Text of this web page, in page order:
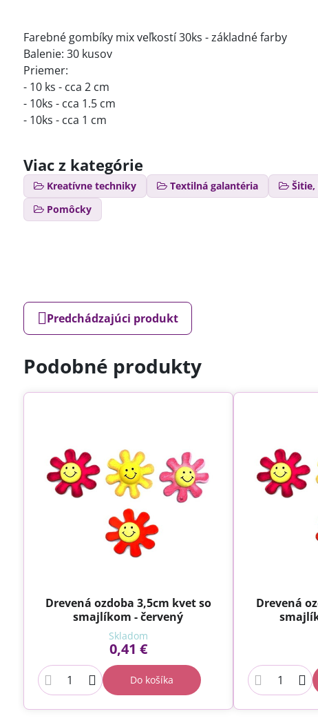
Farebné gombíky mix veľkostí 30ks - základné farby
Balenie: 30 kusov
Priemer:
- 10 ks - cca 2 cm
- 10ks - cca 1.5 cm
- 10ks - cca 1 cm
Viac z kategórie
Kreatívne techniky Textilná galantéria Šitie,
Pomôcky
Predchádzajúci produkt
Podobné produkty
Drevená ozdoba 3,5cm kvet so
smajlíkom - červený
Skladom
0,41 €
Do košíka
Drevená